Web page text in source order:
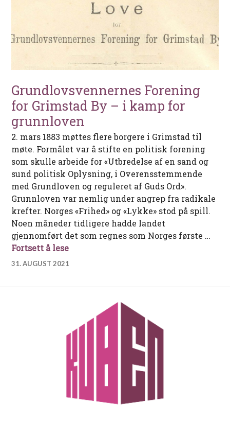
Grundlovsvennernes Forening
for Grimstad By – i kamp for
grunnloven
2. mars 1883 møttes flere borgere i Grimstad til
møte. Formålet var å stifte en politisk forening
som skulle arbeide for «Utbredelse af en sand og
sund politisk Oplysning, i Overensstemmende
med Grundloven og reguleret af Guds Ord».
Grunnloven var nemlig under angrep fra radikale
krefter. Norges «Frihed» og «Lykke» stod på spill.
Noen måneder tidligere hadde landet
gjennomført det som regnes som Norges første …
Fortsett å leseGrundlovsvennernes Forening for
31. AUGUST 2021